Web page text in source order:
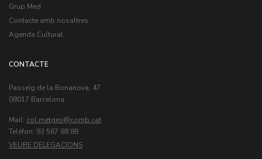
Grup Med
Contacte amb nosaltres
Agenda Cultural
CONTACTE
Passeig de la Bonanova, 47
08017 Barcelona
Mail: col.metges
Teléfon: 93 567 88 88
VEURE DELEGACIONS